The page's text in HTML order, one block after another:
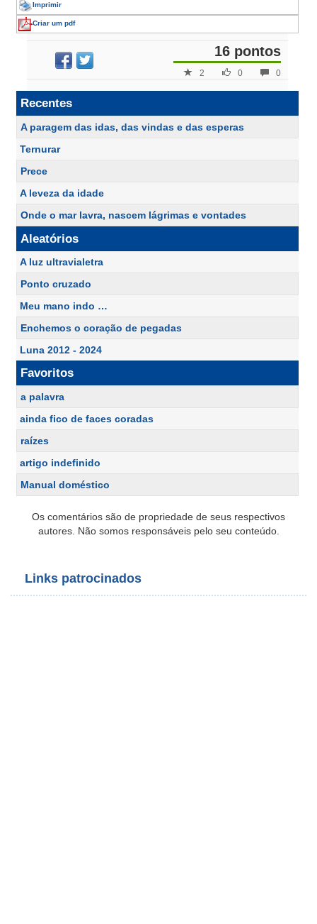
Imprimir
Criar um pdf
16 pontos
0
0
2
Recentes
A paragem das idas, das vindas e das esperas
Ternurar
Prece
A leveza da idade
Onde o mar lavra, nascem lágrimas e vontades
Aleatórios
A luz ultravialetra
Ponto cruzado
Meu mano indo …
Enchemos o coração de pegadas
Luna 2012 - 2024
Favoritos
a palavra
ainda fico de faces coradas
raízes
artigo indefinido
Manual doméstico
Os comentários são de propriedade de seus respectivos
autores. Não somos responsáveis pelo seu conteúdo.
Links patrocinados